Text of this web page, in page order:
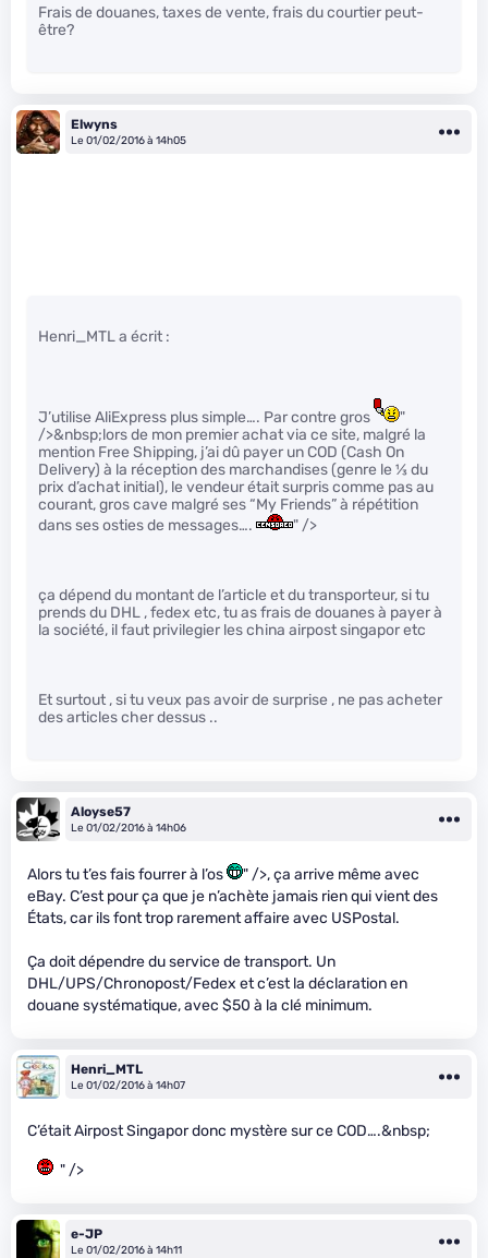
Frais de douanes, taxes de vente, frais du courtier peut-
être?
Elwyns
Le 01/02/2016 à 14h05
Henri_MTL a écrit :
J’utilise AliExpress plus simple…. Par contre gros
"
/>&nbsp;lors de mon premier achat via ce site, malgré la
mention Free Shipping, j’ai dû payer un COD (Cash On
Delivery) à la réception des marchandises (genre le 1⁄3du
prix d’achat initial), le vendeur était surpris comme pas au
courant, gros cave malgré ses “My Friends” à répétition
dans ses osties de messages….
" />
ça dépend du montant de l’article et du transporteur, si tu
prends du DHL , fedex etc, tu as frais de douanes à payer à
la société, il faut privilegier les china airpost singapor etc
Et surtout , si tu veux pas avoir de surprise , ne pas acheter
des articles cher dessus ..
Aloyse57
Le 01/02/2016 à 14h06
Alors tu t’es fais fourrer à l’os
" />, ça arrive même avec
eBay. C’est pour ça que je n’achète jamais rien qui vient des
États, car ils font trop rarement affaire avec USPostal.
Ça doit dépendre du service de transport. Un
DHL/UPS/Chronopost/Fedex et c’est la déclaration en
douane systématique, avec $50 à la clé minimum.
Henri_MTL
Le 01/02/2016 à 14h07
C’était Airpost Singapor donc mystère sur ce COD….&nbsp;
" />
e-JP
Le 01/02/2016 à 14h11